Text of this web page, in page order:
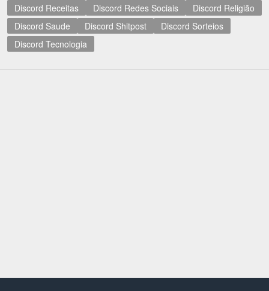
Discord Receitas
Discord Redes Sociais
Discord Religião
Discord Saude
Discord Shitpost
Discord Sorteios
Discord Tecnologia